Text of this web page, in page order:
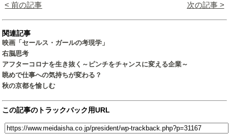
< 前の記事 次の記事 >
関連記事
映画「セールス・ガールの考現学」
右脳思考
アフターコロナを生き抜く～ピンチをチャンスに変える企業～
眺めで仕事への気持ちが変わる？
秋の京都を愉しむ
この記事のトラックバック用URL